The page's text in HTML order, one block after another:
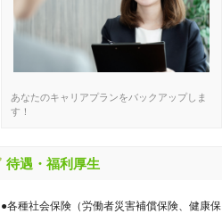
あなたのキャリアプランをバックアップしま
す！
待遇・福利厚生
●各種社会保険（労働者災害補償保険、健康保